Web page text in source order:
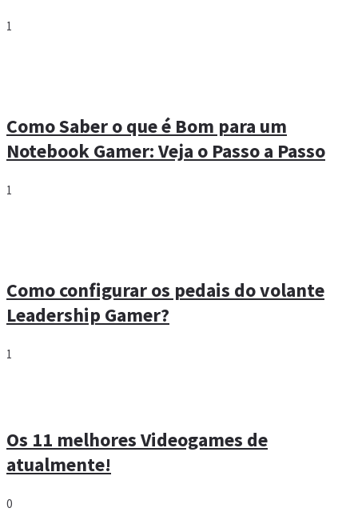
1
Como Saber o que é Bom para um
Notebook Gamer: Veja o Passo a Passo
1
Como configurar os pedais do volante
Leadership Gamer?
1
Os 11 melhores Videogames de
atualmente!
0